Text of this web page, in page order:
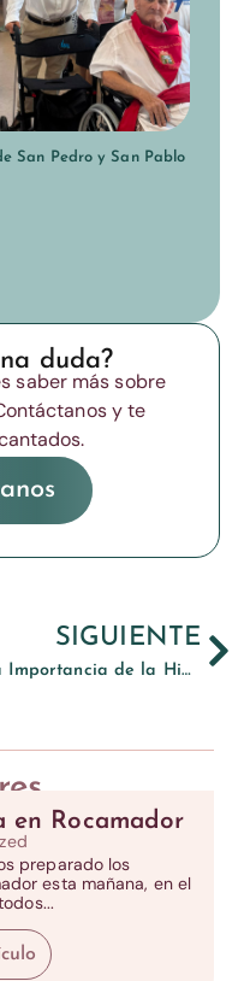
San Pedro y San Pablo
duda?
saber más sobre
y te
SIGUIENTE
La Importancia de la Hidratación
Rocamador
preparado los
esta mañana, en el